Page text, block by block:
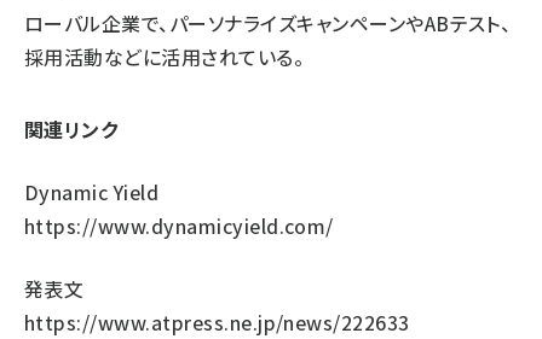
ローバル企業で、パーソナライズキャンペーンやABテスト、
採用活動などに活用されている。
関連リンク
Dynamic Yield
https://www.dynamicyield.com/
発表文
https://www.atpress.ne.jp/news/222633